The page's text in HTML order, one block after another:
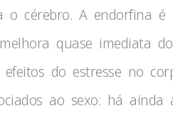
cérebro. A endorfina é
quase imediata
do estresse no
ao sexo: há